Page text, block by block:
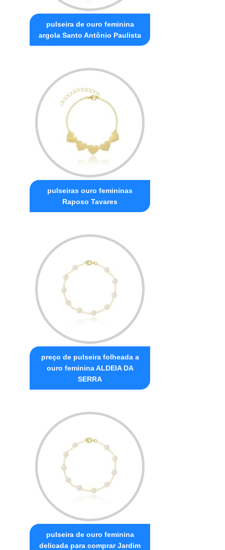
pulseira de ouro feminina
argola Santo Antônio Paulista
pulseiras ouro femininas
Raposo Tavares
preço de pulseira folheada a
ouro feminina ALDEIA DA
SERRA
pulseira de ouro feminina
delicada para comprar Jardim